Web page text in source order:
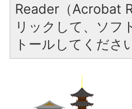
Reader（Acrobat
リックして、ソフ
トールしてくださ